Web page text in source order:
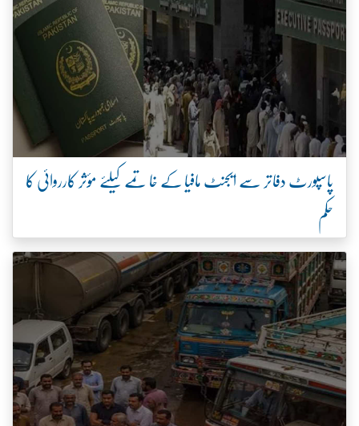
پاسپورٹ دفاتر سے ایجنٹ مافیا کے خاتمے کیلئے مؤثر کارروائی کا
حکم